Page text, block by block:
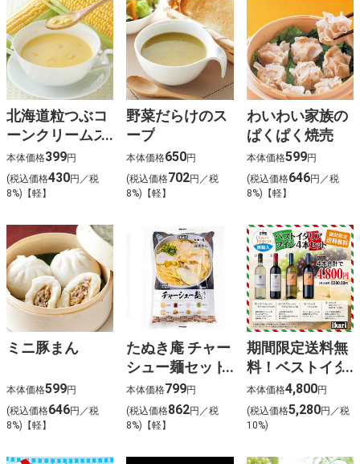
北海道粒つぶコ
ーンクリームス
ープ
本体価格399円
(税込価格430円／税
8%)【軽】
野菜だらけのス
ープ
本体価格650円
(税込価格702円／税
8%)【軽】
わいわい家族の
ぱくぱく焼売
本体価格599円
(税込価格646円／税
8%)【軽】
ミニ豚まん
本体価格599円
(税込価格646円／税
8%)【軽】
たぬき庵 チャー
シュー麺セット
1人前
本体価格799円
(税込価格862円／税
8%)【軽】
期間限定送料無
料！ベストイタ
リアワイン4本
セット
本体価格4,800円
(税込価格5,280円／税
10%)